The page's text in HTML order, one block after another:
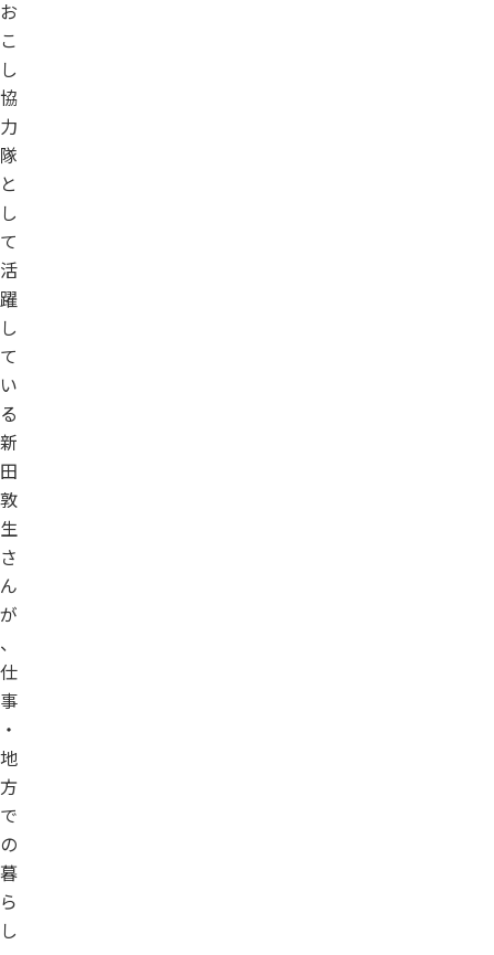
お
こ
し
協
力
隊
と
し
て
活
躍
し
て
い
る
新
田
敦
生
さ
ん
が
、
仕
事
・
地
方
で
の
暮
ら
し